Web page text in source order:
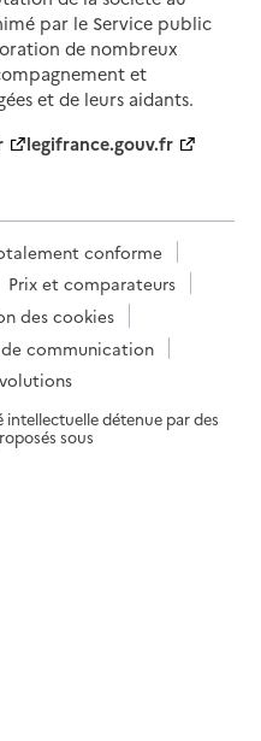
par le Service public
de nombreux
et
et de leurs aidants.
legifrance.gouv.fr
conforme
Prix et comparateurs
des cookies
communication
détenue par des
sous